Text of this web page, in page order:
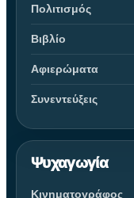
Πολιτισμός
Βιβλίο
Αφιερώματα
Συνεντεύξεις
Ψυχαγωγία
Κινηματογράφος